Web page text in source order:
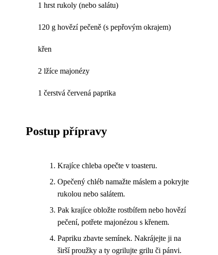
1 hrst rukoly (nebo salátu)
120 g hovězí pečeně (s pepřovým okrajem)
křen
2 lžíce majonézy
1 čerstvá červená paprika
Postup přípravy
Krajíce chleba opečte v toasteru.
Opečený chléb namažte máslem a pokryjte
rukolou nebo salátem.
Pak krajíce obložte rostbífem nebo hovězí
pečení, potřete majonézou s křenem.
Papriku zbavte semínek. Nakrájejte ji na
širší proužky a ty ogrilujte grilu či pánvi.